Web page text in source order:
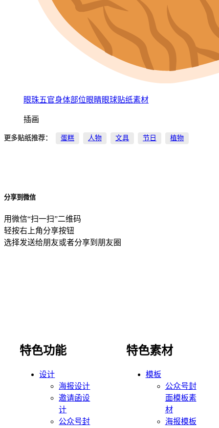
眼珠五官身体部位眼睛眼球贴纸素材
插画
更多贴纸推荐： 蛋糕 人物 文具 节日 植物
分享到微信
用微信“扫一扫”二维码
轻按右上角分享按钮
选择发送给朋友或者分享到朋友圈
特色功能
设计
海报设计
邀请函设
计
公众号封
特色素材
模板
公众号封
面模板素
材
海报模板